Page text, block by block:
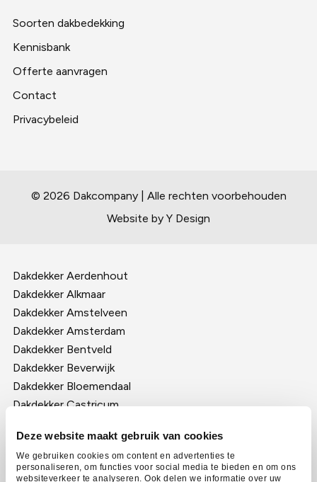
Deze website maakt gebruik van cookies
We gebruiken cookies om content en advertenties te
personaliseren, om functies voor social media te bieden en om ons
websiteverkeer te analyseren. Ook delen we informatie over uw
Soorten dakbedekking
Kennisbank
Offerte aanvragen
Contact
Privacybeleid
© 2026 Dakcompany | Alle rechten voorbehouden
Website by Y Design
Dakdekker Aerdenhout
Dakdekker Alkmaar
Dakdekker Amstelveen
Dakdekker Amsterdam
Dakdekker Bentveld
Dakdekker Beverwijk
Dakdekker Bloemendaal
Dakdekker Castricum
Dakdekker Heemstede
Dakdekker Heerhugowaard
Dakdekker Hilversum